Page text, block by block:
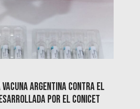
vacuna argentina contra el
por el CONICET